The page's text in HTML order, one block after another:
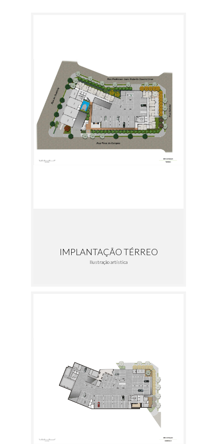
IMPLANTAÇÃO TÉRREO
Ilustração artística